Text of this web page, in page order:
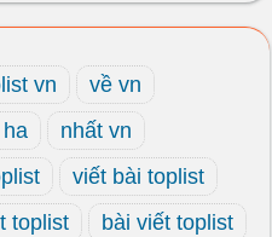
t
vn
về vn
nhất vn
viết bài toplist
toplist
bài viết toplist